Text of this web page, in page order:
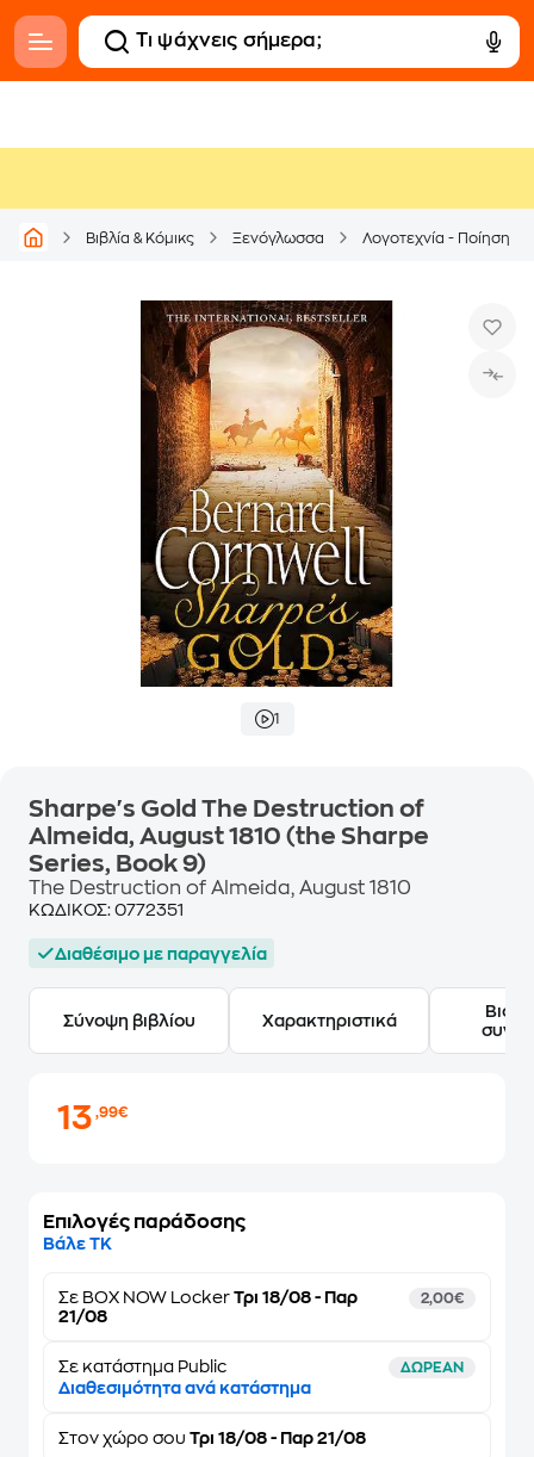
Βιβλία & Κόμικς Ξενόγλωσσα Λογοτεχνία - Ποίηση
1
Sharpe's Gold The Destruction of
Almeida, August 1810 (the Sharpe
Series, Book 9)
The Destruction of Almeida, August 1810
ΚΩΔΙΚΟΣ: 0772351
Διαθέσιμο με παραγγελία
Σύνοψη βιβλίου Χαρακτηριστικά
13,99€
Επιλογές παράδοσης
Βάλε ΤΚ
Σε BOX NOW Locker Τρι 18/08 - Παρ
21/08
2,00€
Σε κατάστημα Public ΔΩΡΕΑΝ
Διαθεσιμότητα ανά κατάστημα
Στον χώρο σου Τρι 18/08 - Παρ 21/08